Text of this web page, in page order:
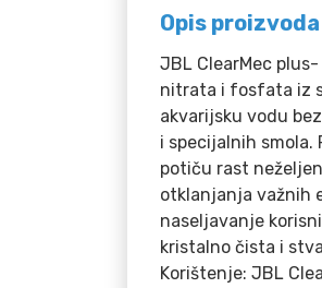
Opis proizvoda
JBL ClearMec
nitrata i fosfata iz
akvarijsku vodu
i specijalnih smola.
potiču rast
otklanjanja važnih
naseljavanje
kristalno čista i
Korištenje: JBL